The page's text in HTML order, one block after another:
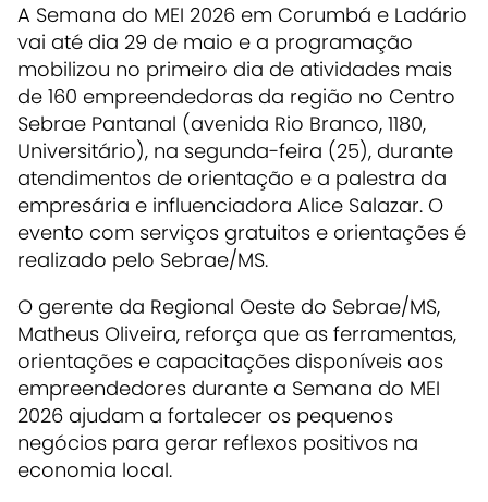
A Semana do MEI 2026 em Corumbá e Ladário
vai até dia 29 de maio e a programação
mobilizou no primeiro dia de atividades mais
de 160 empreendedoras da região no Centro
Sebrae Pantanal (avenida Rio Branco, 1180,
Universitário), na segunda-feira (25), durante
atendimentos de orientação e a palestra da
empresária e influenciadora Alice Salazar. O
evento com serviços gratuitos e orientações é
realizado pelo Sebrae/MS.
O gerente da Regional Oeste do Sebrae/MS,
Matheus Oliveira, reforça que as ferramentas,
orientações e capacitações disponíveis aos
empreendedores durante a Semana do MEI
2026 ajudam a fortalecer os pequenos
negócios para gerar reflexos positivos na
economia local.